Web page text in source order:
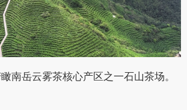
南岳云雾茶核心产区之一石山茶场。